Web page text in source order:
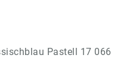
Pastell 17 066